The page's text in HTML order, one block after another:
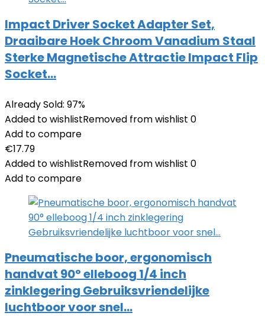
Impact Driver Socket Adapter Set,
Draaibare Hoek Chroom Vanadium Staal
Sterke Magnetische Attractie Impact Flip
Socket…
Already Sold: 97%
Added to wishlistRemoved from wishlist 0
Add to compare
€17.79
Added to wishlistRemoved from wishlist 0
Add to compare
Pneumatische boor, ergonomisch
handvat 90° elleboog 1/4 inch
zinklegering Gebruiksvriendelijke
luchtboor voor snel…